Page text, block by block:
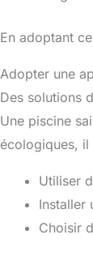
En adoptant
Adopter une
Des solutions
Une piscine
écologiques, il
Utiliser
Installer
Choisir